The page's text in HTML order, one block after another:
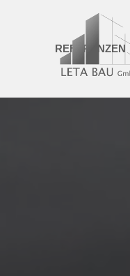
REFERENZEN